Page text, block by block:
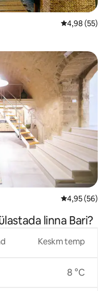
Keskmine
4,98 (55)
Keskmine
4,95 (56)
linna Bari?
Keskm temp
8 °C